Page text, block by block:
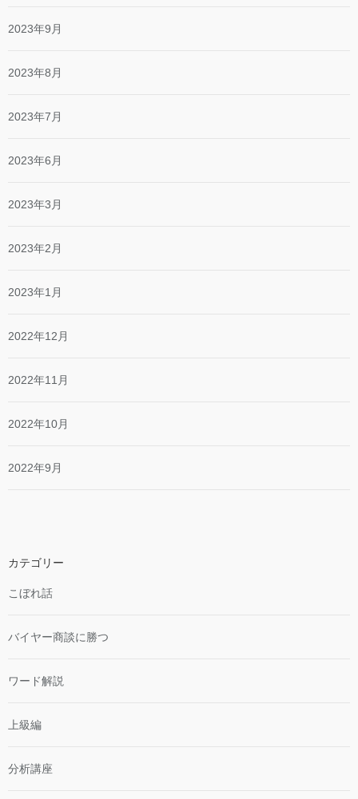
2023年9月
2023年8月
2023年7月
2023年6月
2023年3月
2023年2月
2023年1月
2022年12月
2022年11月
2022年10月
2022年9月
カテゴリー
こぼれ話
バイヤー商談に勝つ
ワード解説
上級編
分析講座